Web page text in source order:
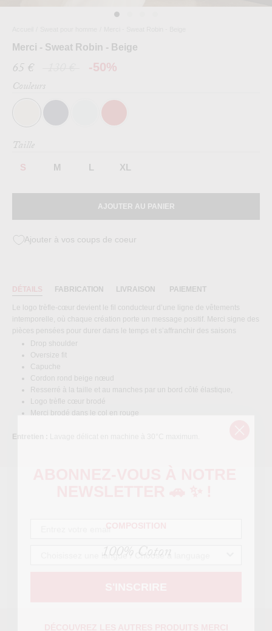
Merci - Sweat Robin - Beige
65 € -50%
Couleurs
Taille
S M L XL
AJOUTER AU PANIER
Ajouter à vos coups de coeur
DÉTAILS FABRICATION LIVRAISON PAIEMENT
Le logo trèfle-cœur devient le fil conducteur d’une ligne de vêtements
intemporelle, où chaque création porte un message positif. Merci signe des
pièces pensées pour durer dans le temps et s’affranchir des saisons
Drop shoulder
Oversize fit
Capuche
Cordon rond beige nœud
Resserré à la taille et au manches par un bord côté élastique,
Logo trèfle cœur brodé
Merci brodé dans le col en rouge
Entretien :
COMPOSITION
100% Coton